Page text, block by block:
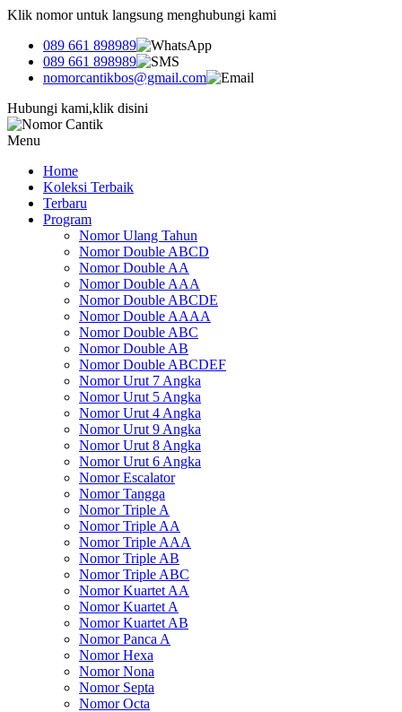
Klik nomor untuk langsung menghubungi kami
089 661 898989
089 661 898989
nomorcantikbos@gmail.com
Hubungi kami,klik disini
Menu
Home
Koleksi Terbaik
Terbaru
Program
Nomor Ulang Tahun
Nomor Double ABCD
Nomor Double AA
Nomor Double AAA
Nomor Double ABCDE
Nomor Double AAAA
Nomor Double ABC
Nomor Double AB
Nomor Double ABCDEF
Nomor Urut 7 Angka
Nomor Urut 5 Angka
Nomor Urut 4 Angka
Nomor Urut 9 Angka
Nomor Urut 8 Angka
Nomor Urut 6 Angka
Nomor Escalator
Nomor Tangga
Nomor Triple A
Nomor Triple AA
Nomor Triple AAA
Nomor Triple AB
Nomor Triple ABC
Nomor Kuartet AA
Nomor Kuartet A
Nomor Kuartet AB
Nomor Panca A
Nomor Hexa
Nomor Nona
Nomor Septa
Nomor Octa